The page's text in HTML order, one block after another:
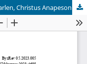
ByzRev 05.2023.005: Manuela Studer-Karlen, Christus Anapeson. Bild und Liturgie.